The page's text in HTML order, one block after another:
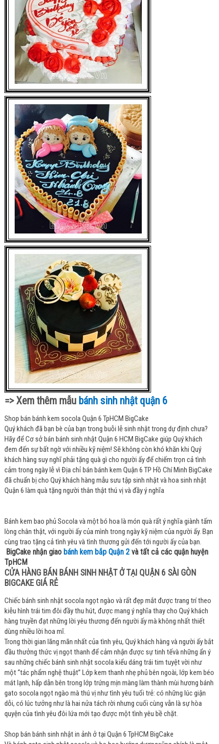
=> Xem thêm mẫu bánh sinh nhật quận 6
Shop bán bánh kem socola Quận 6 TpHCM BigCake
Quý khách đã bạn bè của bạn trong buỗi lễ sinh nhật trong dự định chưa?
Hãy để Cơ sở bán bánh sinh nhật Quận 6 HCM BigCake giúp Quý khách
đem đến sự bất ngờ với nhiều kỹ niệm! Sẽ không còn khó khăn khi Quý
khách hàng suy nghĩ phải tặng quà gì cho người ấy để chiếm trọn cả tình
cảm trong ngày lễ vì Địa chỉ bán bánh kem Quận 6 TP Hồ Chí Minh BigCake
đã chuẩn bị cho Quý khách hàng mẫu sưu tập sinh nhật và hoa sinh nhật
Quận 6 làm quà tặng người thân thật thú vị và đầy ý nghĩa
Bánh kem bao phủ Socola và một bó hoa là món quà rất ý nghĩa giành tấm
lòng chân thật, với người ấy của mình trong ngày kỹ niệm của người ấy. Bạn
cùng trao tặng cả tình yêu và tình thương gửi đến tới người ấy của bạn.
BigCake nhận giao bánh kem bắp Quận 2và tất cả các quận huyện
TpHCM
CỬA HÀNG BÁN BÁNH SINH NHẬT Ở TẠI QUẬN 6 SÀI GÒN
BIGCAKE GIÁ RẺ
Chiếc bánh sinh nhật socola ngọt ngào và rất đẹp mắt được trang trí theo
kiễu hình trái tim đôi đầy thu hút, được mang ý nghĩa thay cho Quý khách
hàng truyền đạt những lời yêu thương đến người ấy mà không nhất thiết
dùng nhiều lời hoa mĩ.
Trong thời gian lãng mãn nhất của tình yêu, Quý khách hàng và người ấy bắt
đầu thưởng thức vị ngọt thanh để cảm nhận được sự tinh tếvà những ẩn ý
sau những chiếc bánh sinh nhật socola kiểu dáng trái tim tuyệt vời như
một “tác phẩm nghệ thuật” Lớp kem thanh nhẹ phủ bên ngoài, lớp kem béo
mát lạnh, hấp dẫn bên trong lớp trứng mịn màng làm thành mùi hương bánh
gato socola ngọt ngào mà thú vị như tình yêu tuổi trẻ: có những lúc giận
dỗi, có lúc tưởng như là hai nửa tách rời nhưng cuối cùng vẫn là sự hòa
quyện của tình yêu đôi lứa mới tạo được một tình yêu bề chặt.
Shop bán bánh sinh nhật in ảnh ở tại Quận 6 TpHCM BigCake